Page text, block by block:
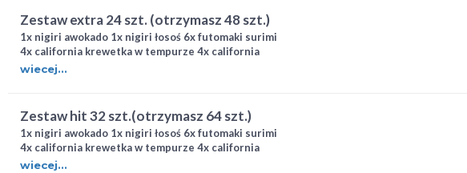
zestaw extra 24 szt. (otrzymasz 48 szt.)
1x nigiri awokado 1x nigiri łosoś 6x futomaki surimi
4x california krewetka w tempurze 4x california
łosoś pieczony 4x hosomaki ogórek 4x hosomaki
wiecej...
zestaw hit 32 szt.(otrzymasz 64 szt.)
1x nigiri awokado 1x nigiri łosoś 6x futomaki surimi
4x california krewetka w tempurze 4x california
łosoś pieczony 4x hosomaki ogórek 4x hosomaki
wiecej...